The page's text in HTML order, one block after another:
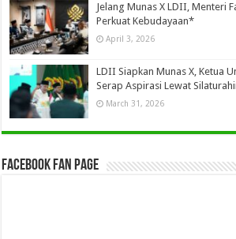
Jelang Munas X LDII, Menteri
Perkuat Kebudayaan*
April 3, 2026
LDII Siapkan Munas X, Ketua
Serap Aspirasi Lewat
March 31, 2026
Facebook Fan Page